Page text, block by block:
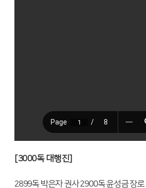
[3000독 대행진]
2899독 박은자 권사2900독 윤성금 장로